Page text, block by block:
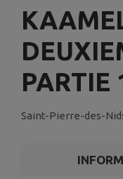
PARTIE
Saint-Pierre-des-